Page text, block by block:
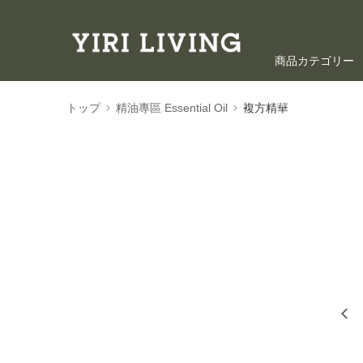
商品カテゴリー
海外ショッピン
トップ 精油專區 Essential Oil 複方精華